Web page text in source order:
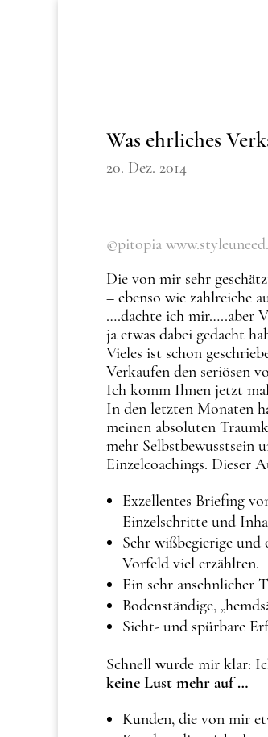
Was ehrliches
20. Dez. 2014
©pitopia
Die von mir sehr
– ebenso wie zahlreiche
….dachte ich mir…..aber
ja etwas dabei gedacht
Vieles ist schon
Verkaufen den seriösen
Ich komm Ihnen jetzt
In den letzten Monaten
meinen absoluten
mehr Selbstbewusstsein
Einzelcoachings. Dieser
Exzellentes Briefing
Einzelschritte und
Sehr wißbegierige
Vorfeld viel erzählten.
Ein sehr ansehnlicher
Bodenständige,
Sicht- und spürbare
Schnell wurde mir klar:
keine Lust mehr auf …
Kunden, die von mir